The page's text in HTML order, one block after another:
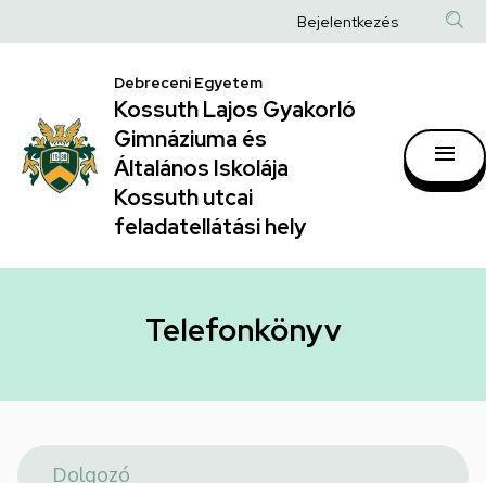
|
Kossuth
Lajos
Gyakorló
Gimnáziuma
Általános
hely
a
Anonim
fiók
Bejelentkezés
Debreceni Egyetem
Kossuth Lajos Gyakorló
Gimnáziuma és
Általános Iskolája
Kossuth utcai
feladatellátási hely
Telefonkönyv